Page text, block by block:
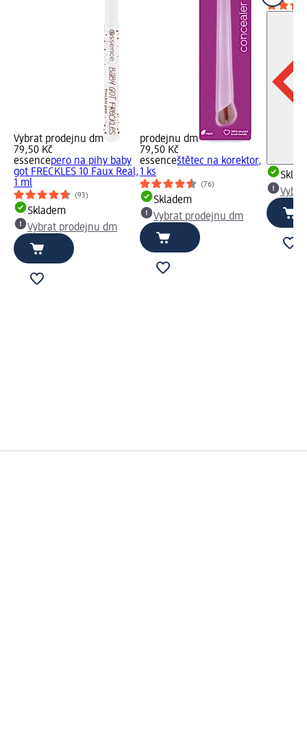
Vybrat prodejnu dm
79,50 Kč
essencepero na pihy baby
got FRECKLES 10 Faux Real,
1 ml
(93)
Skladem
Vybrat prodejnu dm
prodejnu dm
79,50 Kč
essenceštětec na korektor,
1 ks
(76)
Skladem
Vybrat prodejnu dm